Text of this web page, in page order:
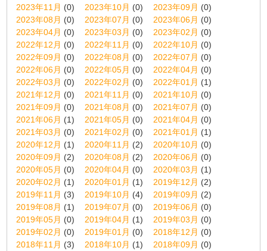
2023年11月 (0) 2023年10月 (0) 2023年09月 (0)
2023年08月 (0) 2023年07月 (0) 2023年06月 (0)
2023年04月 (0) 2023年03月 (0) 2023年02月 (0)
2022年12月 (0) 2022年11月 (0) 2022年10月 (0)
2022年09月 (0) 2022年08月 (0) 2022年07月 (0)
2022年06月 (0) 2022年05月 (0) 2022年04月 (0)
2022年03月 (0) 2022年02月 (0) 2022年01月 (1)
2021年12月 (0) 2021年11月 (0) 2021年10月 (0)
2021年09月 (0) 2021年08月 (0) 2021年07月 (0)
2021年06月 (1) 2021年05月 (0) 2021年04月 (0)
2021年03月 (0) 2021年02月 (0) 2021年01月 (1)
2020年12月 (1) 2020年11月 (2) 2020年10月 (0)
2020年09月 (2) 2020年08月 (2) 2020年06月 (0)
2020年05月 (0) 2020年04月 (0) 2020年03月 (1)
2020年02月 (1) 2020年01月 (1) 2019年12月 (2)
2019年11月 (3) 2019年10月 (4) 2019年09月 (2)
2019年08月 (1) 2019年07月 (0) 2019年06月 (0)
2019年05月 (0) 2019年04月 (1) 2019年03月 (0)
2019年02月 (0) 2019年01月 (0) 2018年12月 (0)
2018年11月 (3) 2018年10月 (1) 2018年09月 (0)